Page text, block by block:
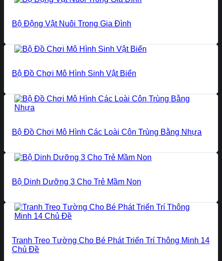
Bộ Động Vật Nuôi Trong Gia Đình
Bộ Đồ Chơi Mô Hình Sinh Vật Biển
Bộ Đồ Chơi Mô Hình Các Loài Côn Trùng Bằng Nhựa
Bộ Dinh Dưỡng 3 Cho Trẻ Mầm Non
Tranh Treo Tường Cho Bé Phát Triển Trí Thông Minh 14
Chủ Đề